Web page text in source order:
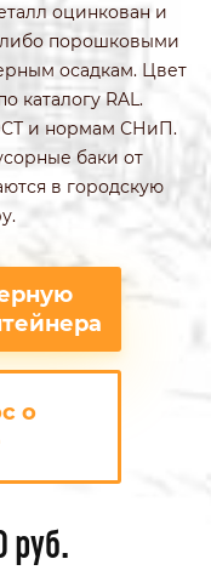
оцинкован и
порошковыми
осадкам. Цвет
каталогу RAL.
и нормам СНиП.
баки от
в городскую
о
руб.